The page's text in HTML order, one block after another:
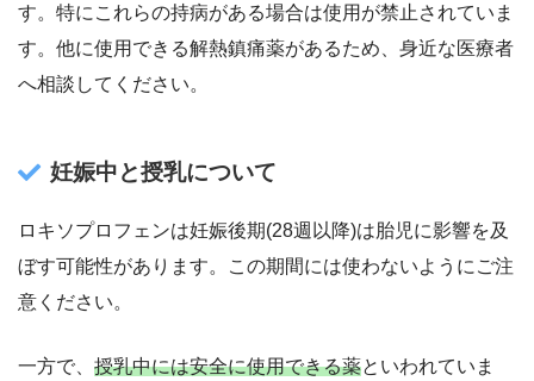
す。特にこれらの持病がある場合は使用が禁止されていま
す。他に使用できる解熱鎮痛薬があるため、身近な医療者
へ相談してください。
妊娠中と授乳について
ロキソプロフェンは妊娠後期(28週以降)は胎児に影響を及
ぼす可能性があります。この期間には使わないようにご注
意ください。
一方で、 授乳中には安全に使用できる薬といわれていま